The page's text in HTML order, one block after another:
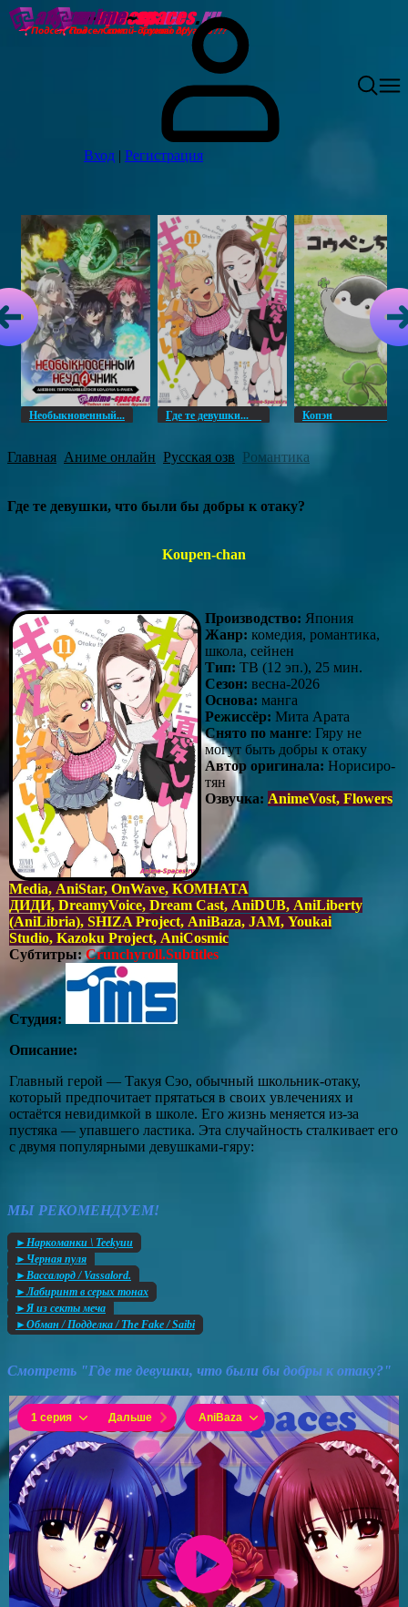
Вход | Регистрация
Необыкновенный... Где те девушки... Копэн
Главная Аниме онлайн Русская озв Романтика
Где те девушки, что были бы добры к отаку?
Koupen-chan
Производство: Япония
Жанр: комедия, романтика,
школа, сейнен
Тип: ТВ (12 эп.), 25 мин.
Сезон: весна-2026
Основа: манга
Режиссёр: Мита Арата
Снято по манге: Гяру не
могут быть добры к отаку
Автор оригинала: Норисиро-
тян
Озвучка: AnimeVost, Flowers
Media, AniStar, OnWave, КОМНАТА
ДИДИ, DreamyVoice, Dream Cast, AniDUB, AniLiberty
(AniLibria), SHIZA Project, AniBaza, JAM, Youkai
Studio, Kazoku Project, AniCosmic
Субтитры:Crunchyroll.Subtitles
Студия:
Описание:
Главный герой — Такуя Сэо, обычный школьник‑отаку,
который предпочитает прятаться в своих увлечениях и
остаётся невидимкой в школе. Его жизнь меняется из‑за
пустяка — упавшего ластика. Эта случайность сталкивает его
с двумя популярными девушками‑гяру:
МЫ РЕКОМЕНДУЕМ!
►Наркоманки \ Teekyuu
►Черная пуля
►Вассалорд / Vassalord.
►Лабиринт в серых тонах
►Я из секты меча
►Обман / Подделка / The Fake / Saibi
Смотреть "Где те девушки, что были бы добры к отаку?"